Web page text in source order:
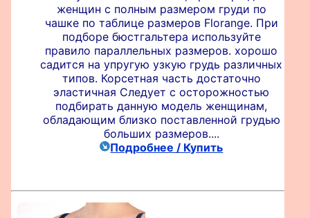
женщин с полным размером груди по
чашке по таблице размеров Florange. При
подборе бюстгальтера используйте
правило параллельных размеров. хорошо
садится на упругую узкую грудь различных
типов. Корсетная часть достаточно
эластичная Следует с осторожностью
подбирать данную модель женщинам,
обладающим близко поставленной грудью
больших размеров....
Подробнее / Купить